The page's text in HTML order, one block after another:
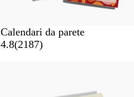
Calendari da parete
4.8(2187)